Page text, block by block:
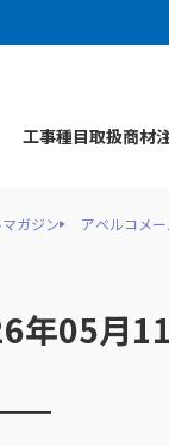
工事種目取扱商材
マガジン アベルコメ
年05月